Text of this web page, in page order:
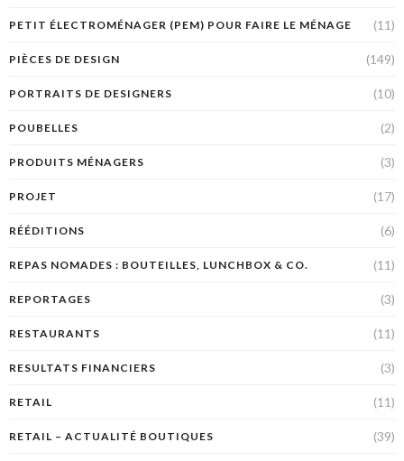
PETIT ÉLECTROMÉNAGER (PEM) POUR FAIRE LE MÉNAGE (11)
PIÈCES DE DESIGN (149)
PORTRAITS DE DESIGNERS (10)
POUBELLES (2)
PRODUITS MÉNAGERS (3)
PROJET (17)
RÉÉDITIONS (6)
REPAS NOMADES : BOUTEILLES, LUNCHBOX & CO. (11)
REPORTAGES (3)
RESTAURANTS (11)
RESULTATS FINANCIERS (3)
RETAIL (11)
RETAIL – ACTUALITÉ BOUTIQUES (39)